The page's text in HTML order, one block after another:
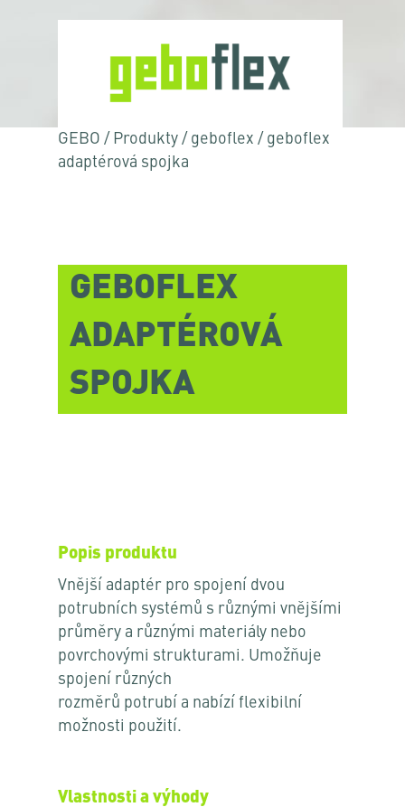
GEBO / Produkty / geboflex / geboflex
adaptérová spojka
GEBOFLEX
ADAPTÉROVÁ
SPOJKA
Popis produktu
Vnější adaptér pro spojení dvou
potrubních systémů s různými vnějšími
průměry a různými materiály nebo
povrchovými strukturami. Umožňuje
spojení různých
rozměrů potrubí a nabízí flexibilní
možnosti použití.
Vlastnosti a výhody